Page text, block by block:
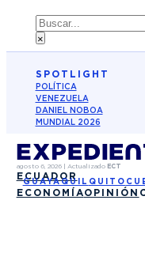
Buscar
×
SPOTLIGHT
POLÍTICA
VENEZUELA
DANIEL NOBOA
MUNDIAL 2026
agosto 6, 2026| Actualizado ECT
ECUADOR
GUAYAQUIL QUITO
ECONOMÍAOPINIÓN